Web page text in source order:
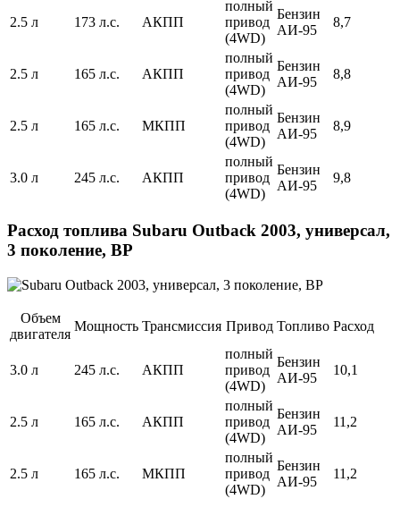
2.5 л 173 л.с. АКПП
полный
привод
(4WD)
Бензин
АИ-95
8,7
2.5 л 165 л.с. АКПП
полный
привод
(4WD)
Бензин
АИ-95
8,8
2.5 л 165 л.с. МКПП
полный
привод
(4WD)
Бензин
АИ-95
8,9
3.0 л 245 л.с. АКПП
полный
привод
(4WD)
Бензин
АИ-95
9,8
Расход топлива Subaru Outback 2003, универсал,
3 поколение, BP
Объем
двигателя
Мощность Трансмиссия Привод Топливо Расход
3.0 л 245 л.с. АКПП
полный
привод
(4WD)
Бензин
АИ-95
10,1
2.5 л 165 л.с. АКПП
полный
привод
(4WD)
Бензин
АИ-95
11,2
2.5 л 165 л.с. МКПП
полный
привод
(4WD)
Бензин
АИ-95
11,2